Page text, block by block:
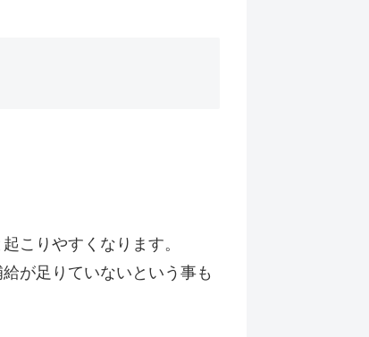
こりやすくなります。
が足りていないという事も